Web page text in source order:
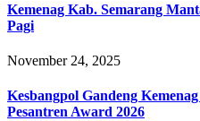
Kemenag Kab. Semarang
Pagi
November 24, 2025
Kesbangpol Gandeng
Pesantren Award 2026